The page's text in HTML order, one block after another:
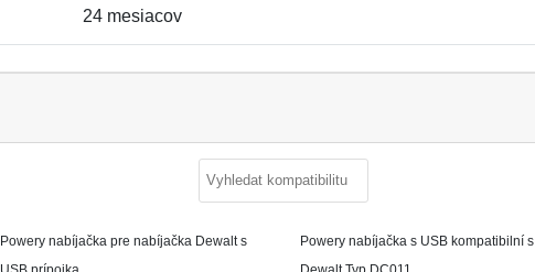
24 mesiacov
Powery nabíjačka pre nabíjačka Dewalt s
Powery nabíjačka s USB kompatibilní s